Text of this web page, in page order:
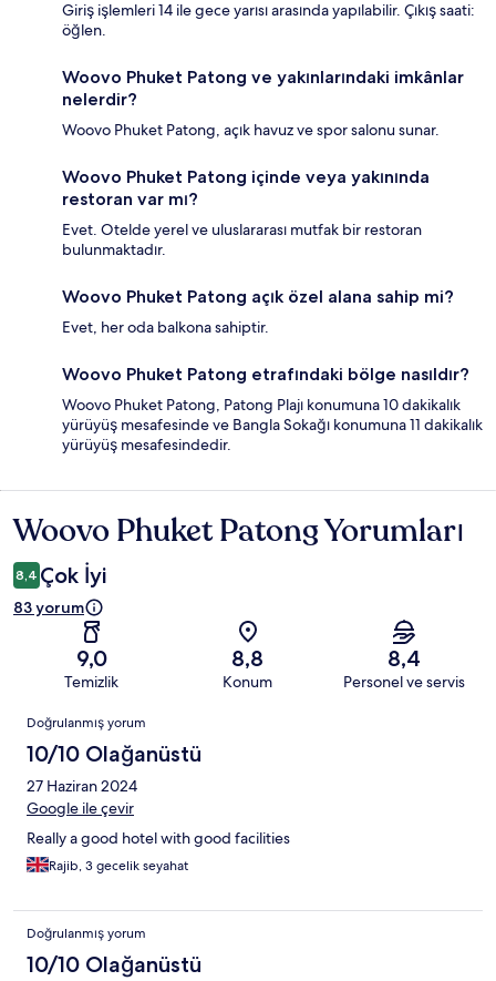
Giriş işlemleri 14 ile gece yarısı arasında yapılabilir. Çıkış saati:
öğlen.
Woovo Phuket Patong ve yakınlarındaki imkânlar
nelerdir?
Woovo Phuket Patong, açık havuz ve spor salonu sunar.
Woovo Phuket Patong içinde veya yakınında
restoran var mı?
Evet. Otelde yerel ve uluslararası mutfak bir restoran
bulunmaktadır.
Woovo Phuket Patong açık özel alana sahip mi?
Evet, her oda balkona sahiptir.
Woovo Phuket Patong etrafındaki bölge nasıldır?
Woovo Phuket Patong, Patong Plajı konumuna 10 dakikalık
yürüyüş mesafesinde ve Bangla Sokağı konumuna 11 dakikalık
yürüyüş mesafesindedir.
Yorumlar
Woovo Phuket Patong Yorumları
8,4 Çok İyi
83 yorum
9,0
Temizlik
8,8
Konum
8,4
Personel ve servis
Yorumlar
Doğrulanmış yorum
10/10 Olağanüstü
27 Haziran 2024
Google ile çevir
Really a good hotel with good facilities
Rajib, 3 gecelik seyahat
Doğrulanmış yorum
10/10 Olağanüstü